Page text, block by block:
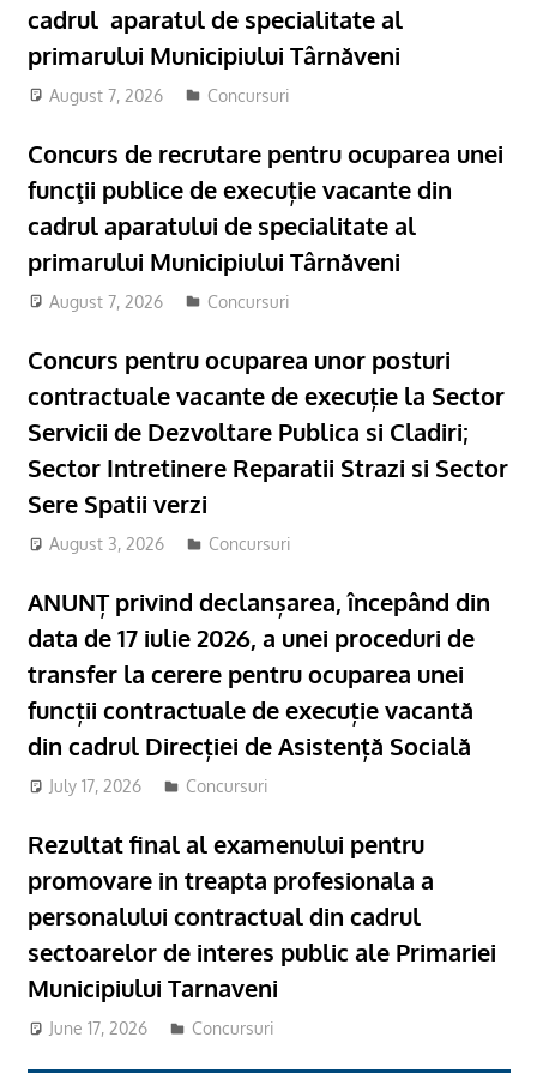
cadrul aparatul de specialitate al
primarului Municipiului Târnăveni
August 7, 2026 Concursuri
Concurs de recrutare pentru ocuparea unei
funcţii publice de execuție vacante din
cadrul aparatului de specialitate al
primarului Municipiului Târnăveni
August 7, 2026 Concursuri
Concurs pentru ocuparea unor posturi
contractuale vacante de execuție la Sector
Servicii de Dezvoltare Publica si Cladiri;
Sector Intretinere Reparatii Strazi si Sector
Sere Spatii verzi
August 3, 2026 Concursuri
ANUNȚ privind declanșarea, începând din
data de 17 iulie 2026, a unei proceduri de
transfer la cerere pentru ocuparea unei
funcții contractuale de execuție vacantă
din cadrul Direcției de Asistență Socială
July 17, 2026 Concursuri
Rezultat final al examenului pentru
promovare in treapta profesionala a
personalului contractual din cadrul
sectoarelor de interes public ale Primariei
Municipiului Tarnaveni
June 17, 2026 Concursuri